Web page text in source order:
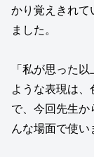
かり覚えきれて
ました。
「私が思った
ような表現は
で、今回先生
んな場面で使い